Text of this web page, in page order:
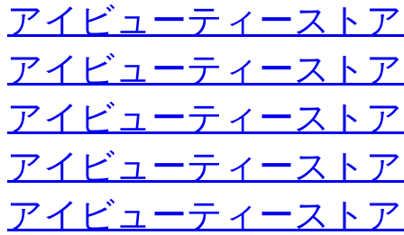
アイビューティースト
アイビューティースト
アイビューティースト
アイビューティースト
アイビューティースト